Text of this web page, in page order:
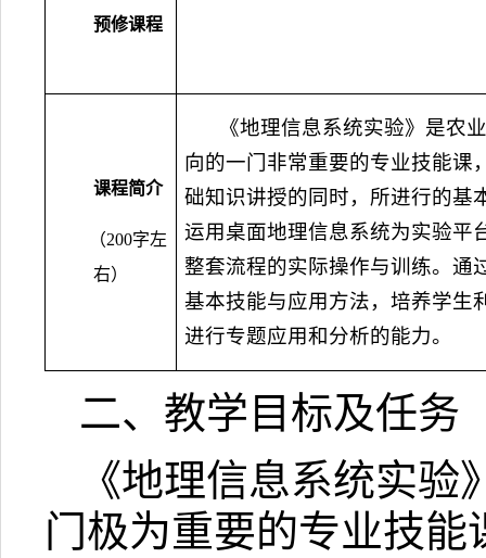
预修课程
课程简介
（200字左
右）
《地理信息系统实验》是农
向的一门非常重要的专业技能课
础知识讲授的同时，所进行的基
运用桌面地理信息系统为实验平
整套流程的实际操作与训练。通
基本技能与应用方法，培养学生
进行专题应用和分析的能力。
二、教学目标及任务
《地理信息系统实
门极为重要的专业技